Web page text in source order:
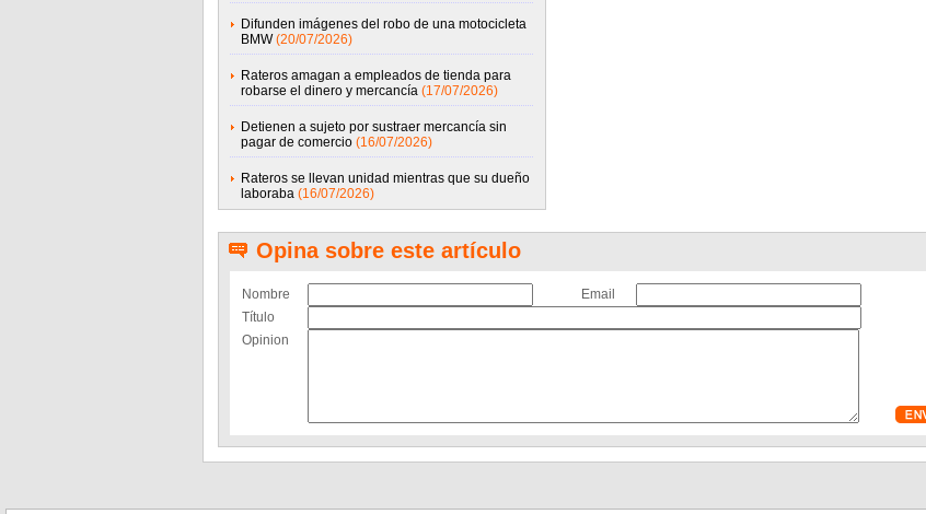
Difunden imágenes del robo de una motocicleta
BMW (20/07/2026)
Rateros amagan a empleados de tienda para
robarse el dinero y mercancía (17/07/2026)
Detienen a sujeto por sustraer mercancía sin
pagar de comercio (16/07/2026)
Rateros se llevan unidad mientras que su dueño
laboraba (16/07/2026)
Opina sobre este artículo
Nombre
Email
Título
Opinion